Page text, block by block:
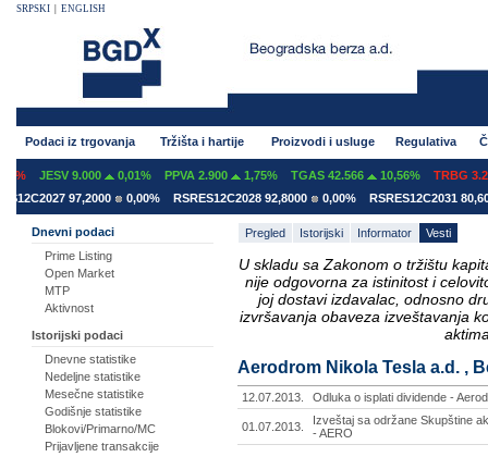
SRPSKI ENGLISH
Podaci iz trgovanja Tržišta i hartije Proizvodi i usluge Regulativa
JESV 9.000 0,01% PPVA 2.900 1,75% TGAS 42.566 10,56%
TRBG
97,2000
0,00% RSRES12C2028 92,8000 0,00% RSRES12C2031
Dnevni podaci
Prime Listing
Open Market
MTP
Aktivnost
Istorijski podaci
Dnevne statistike
Nedeljne statistike
Mesečne statistike
Godišnje statistike
Blokovi/Primarno/MC
Prijavljene transakcije
Pregled Istorijski Informator Vesti
U skladu sa Zakonom o tržištu
nije odgovorna za istinitost i
joj dostavi izdavalac, odnosno
izvršavanja obaveza izveštavanja
Aerodrom Nikola Tesla a.d. ,
12.07.2013. Odluka o isplati dividende -
01.07.2013.
Izveštaj sa održane Skupštine
- AERO